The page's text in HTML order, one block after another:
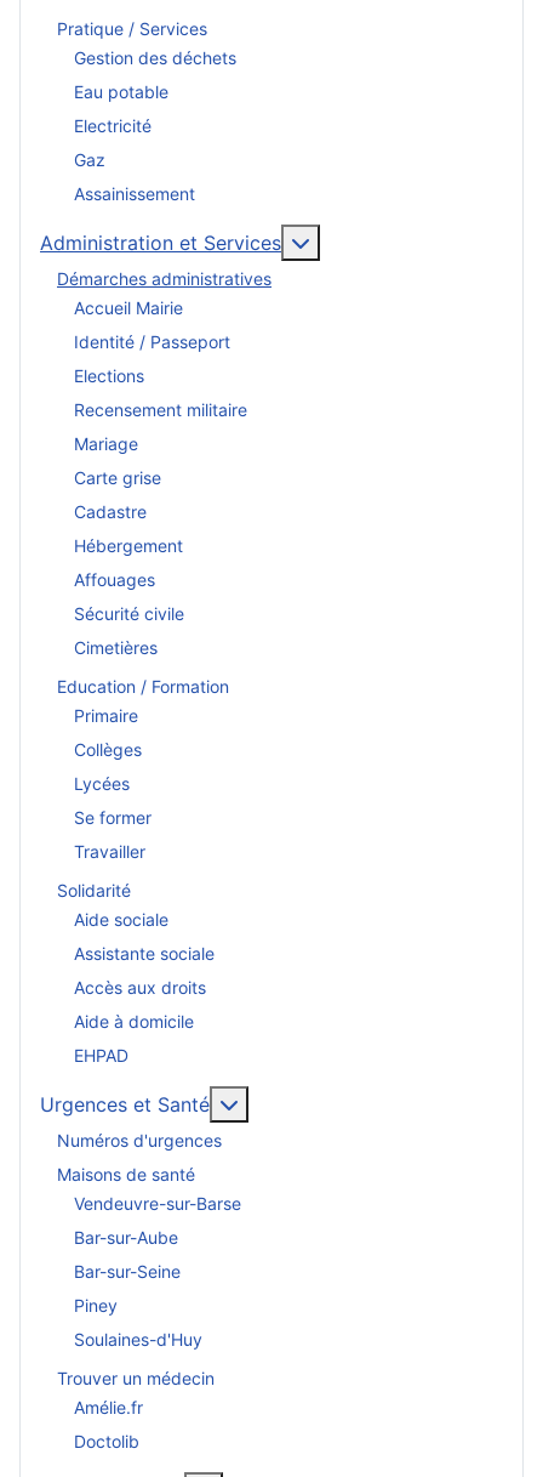
Pratique / Services
Gestion des déchets
Eau potable
Electricité
Gaz
Assainissement
Administration et Services
Démarches administratives
Accueil Mairie
Identité / Passeport
Elections
Recensement militaire
Mariage
Carte grise
Cadastre
Hébergement
Affouages
Sécurité civile
Cimetières
Education / Formation
Primaire
Collèges
Lycées
Se former
Travailler
Solidarité
Aide sociale
Assistante sociale
Accès aux droits
Aide à domicile
EHPAD
Urgences et Santé
Numéros d'urgences
Maisons de santé
Vendeuvre-sur-Barse
Bar-sur-Aube
Bar-sur-Seine
Piney
Soulaines-d'Huy
Trouver un médecin
Amélie.fr
Doctolib